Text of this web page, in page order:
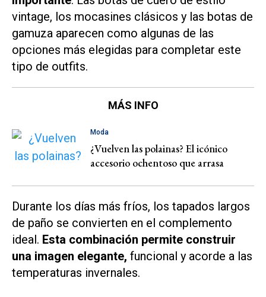
vintage, los mocasines clásicos y las botas de
gamuza aparecen como algunas de las
opciones más elegidas para completar este
tipo de outfits.
MÁS INFO
Moda
¿Vuelven las polainas? El icónico
accesorio ochentoso que arrasa
Durante los días más fríos, los tapados largos
de paño se convierten en el complemento
ideal. Esta combinación permite construir
una imagen elegante, funcional y acorde a las
temperaturas invernales.